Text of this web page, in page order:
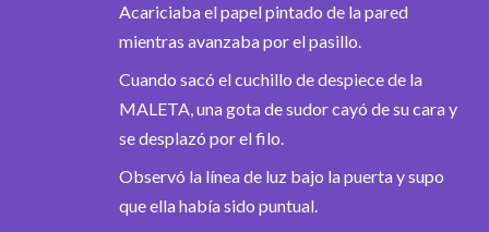
Acariciaba el papel pintado de la pared
mientras avanzaba por el pasillo.
Cuando sacó el cuchillo de despiece de la
MALETA, una gota de sudor cayó de su cara y
se desplazó por el filo.
Observó la línea de luz bajo la puerta y supo
que ella había sido puntual.